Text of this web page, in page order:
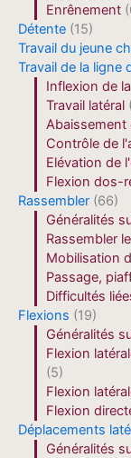
Enrênement
Détente (15)
Travail du jeune
Travail de la ligne
Inflexion de
Travail latéral
Abaissement
Contrôle de
Elévation de
Flexion dos-
Rassembler (66)
Généralités
Rassembler
Mobilisation
Passage,
Difficultés
Flexions (19)
Généralités
Flexion
(5)
Flexion
Flexion
Déplacements
Généralités